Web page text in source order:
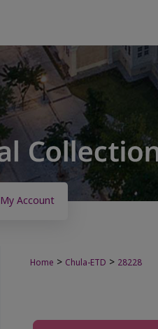
My Account
Home > Chula-ETD > 28228